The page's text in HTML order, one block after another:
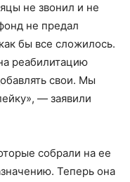
не звонил и не
не предал
бы все сложилось.
реабилитацию
свои. Мы
— заявили
собрали на ее
Теперь она